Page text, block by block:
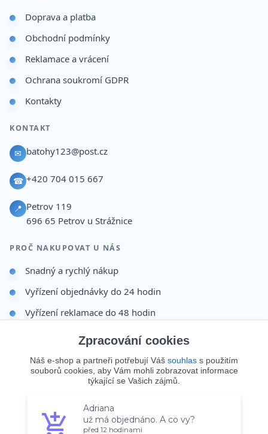
Doprava a platba
Obchodní podmínky
Reklamace a vrácení
Ochrana soukromí GDPR
Kontakty
KONTAKT
✉ batohy123@post.cz
☎ +420 704 015 667
📍 Petrov 119
696 65 Petrov u Strážnice
PROČ NAKUPOVAT U NÁS
Snadný a rychlý nákup
Vyřízení objednávky do 24 hodin
Vyřízení reklamace do 48 hodin
Dárek po dokončení objednávky
Doprava 65 Kč nad 499 Kč
© 2026 Batohy123.cz. Všechna práva vyhrazena.
Zpracování cookies
Náš e-shop a partneři potřebují Váš souhlas s použitím
souborů cookies, aby Vám mohli zobrazovat informace
týkající se Vašich zájmů.
Nastavení Souhlasím
Adriana
už má objednáno. A co vy?
před 12 hodinami